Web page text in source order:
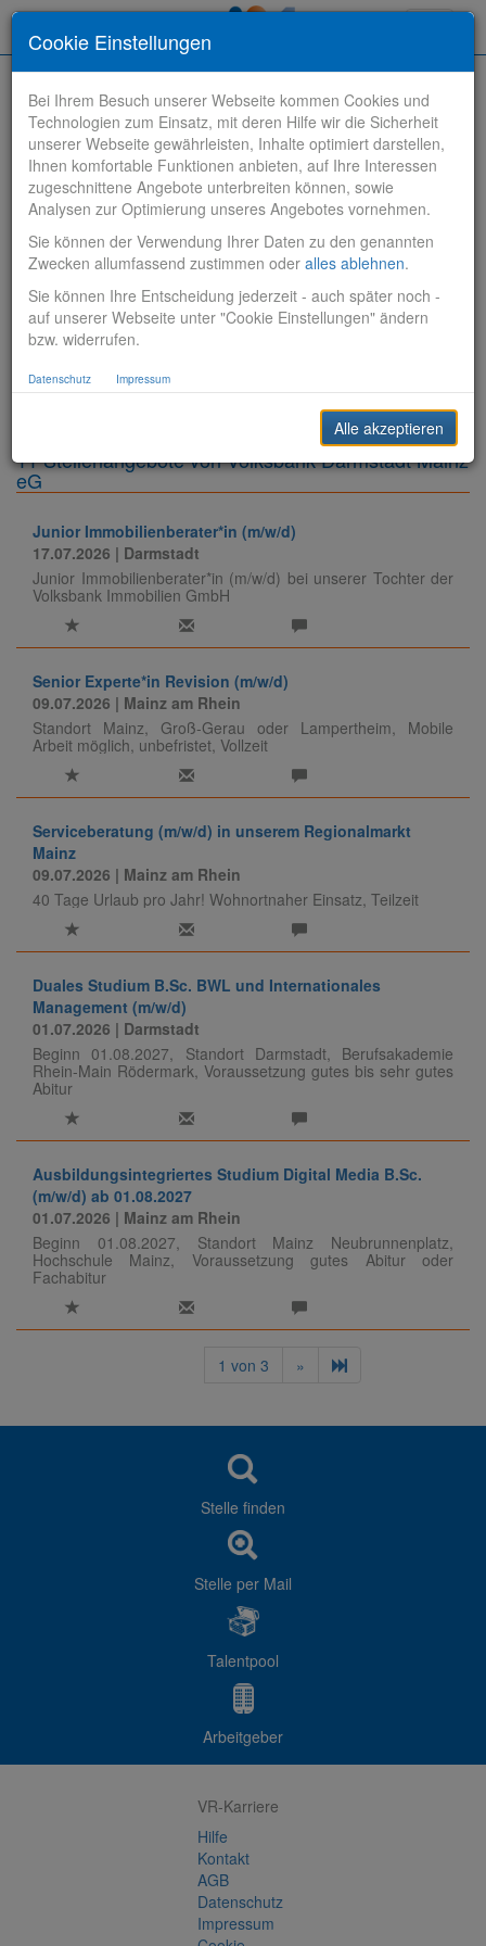
Stelle finden
Vertriebsbank
Produktionsbank
Sonstiges
11 Stellenangebote von Volksbank Darmstadt Mainz
eG
Junior Immobilienberater*in (m/w/d)
17.07.2026 | Darmstadt
Junior Immobilienberater*in (m/w/d) bei unserer Tochter der
Volksbank Immobilien GmbH
Senior Experte*in Revision (m/w/d)
09.07.2026 | Mainz am Rhein
Standort Mainz, Groß-Gerau oder Lampertheim, Mobile
Arbeit möglich, unbefristet, Vollzeit
Serviceberatung (m/w/d) in unserem Regionalmarkt
Mainz
09.07.2026 | Mainz am Rhein
40 Tage Urlaub pro Jahr! Wohnortnaher Einsatz, Teilzeit
Duales Studium B.Sc. BWL und Internationales
Management (m/w/d)
01.07.2026 | Darmstadt
Beginn 01.08.2027, Standort Darmstadt, Berufsakademie
Rhein-Main Rödermark, Voraussetzung gutes bis sehr gutes
Abitur
Ausbildungsintegriertes Studium Digital Media B.Sc.
(m/w/d) ab 01.08.2027
01.07.2026 | Mainz am Rhein
Beginn 01.08.2027, Standort Mainz Neubrunnenplatz,
Hochschule Mainz, Voraussetzung gutes Abitur oder
Fachabitur
1 von 3 »
Stelle finden
Stelle per Mail
Talentpool
Arbeitgeber
VR-Karriere
Hilfe
Kontakt
AGB
Datenschutz
Impressum
Cookie Einstellungen
Bei Ihrem Besuch unserer Webseite kommen Cookies und
Technologien zum Einsatz, mit deren Hilfe wir die Sicherheit
unserer Webseite gewährleisten, Inhalte optimiert darstellen,
Ihnen komfortable Funktionen anbieten, auf Ihre Interessen
zugeschnittene Angebote unterbreiten können, sowie
Analysen zur Optimierung unseres Angebotes vornehmen.
Sie können der Verwendung Ihrer Daten zu den genannten
Zwecken allumfassend zustimmen oder alles ablehnen.
Sie können Ihre Entscheidung jederzeit - auch später noch -
auf unserer Webseite unter "Cookie Einstellungen" ändern
bzw. widerrufen.
Datenschutz Impressum
Alle akzeptieren